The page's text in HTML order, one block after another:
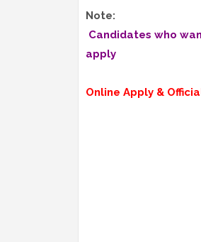
Note:
Candidates who
apply
Online Apply &